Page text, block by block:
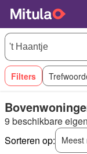
Filters
9 beschikbare
Sorteren op:
Meest